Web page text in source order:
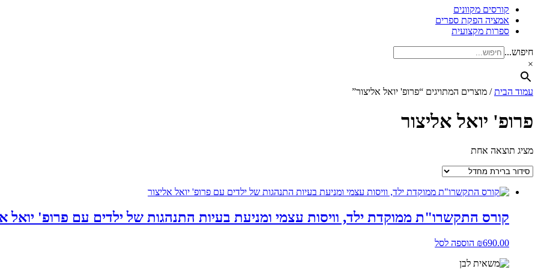
קורסים מקוונים
אמציה הפקת ספרים
ספרות מקצועית
חיפוש...
×
עמוד הבית/ מוצרים המתויגים “פרופ' יואל אליצור”
פרופ' יואל אליצור
מציג תוצאה אחת
קורס התקשרו"ת ממוקדת ילד, וויסות עצמי ומניעת בעיות התנהגות של ילדים עם פרופ' יואל
₪690.00 הוספה לסל